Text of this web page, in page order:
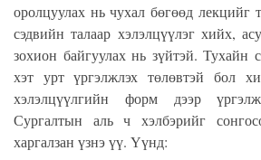
оролцуулах нь чухал бөгөөд лекцийг
сэдвийн талаар хэлэлцүүлэг хийх,
зохион байгуулах нь зүйтэй. Тухайн
хэт урт үргэлжлэх төлөвтэй бол
хэлэлцүүлгийн форм дээр
Сургалтын аль ч хэлбэрийг
харгалзан үзнэ үү. Үүнд: